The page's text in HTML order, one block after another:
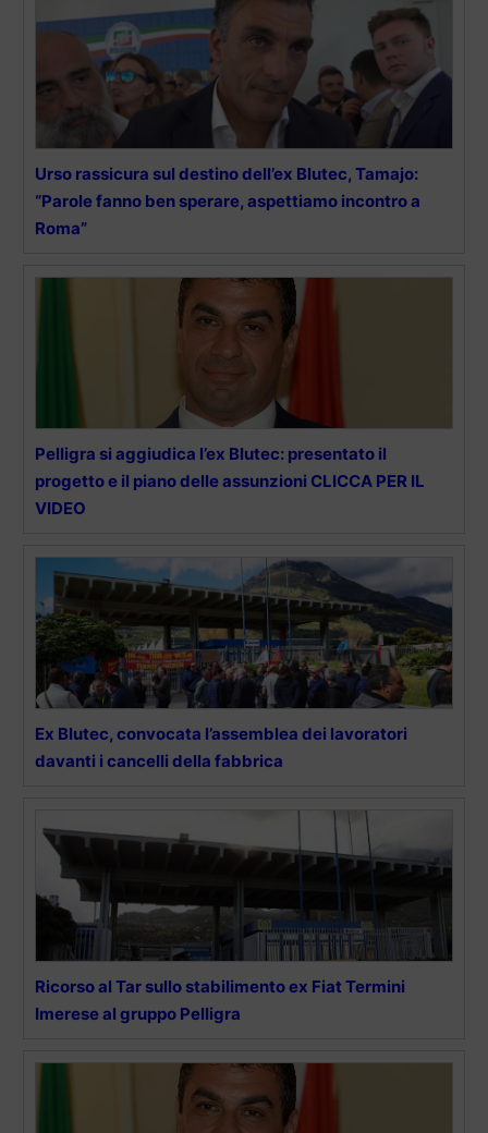
Urso rassicura sul destino dell’ex Blutec, Tamajo:
“Parole fanno ben sperare, aspettiamo incontro a
Roma”
Pelligra si aggiudica l’ex Blutec: presentato il
progetto e il piano delle assunzioni CLICCA PER IL
VIDEO
Ex Blutec, convocata l’assemblea dei lavoratori
davanti i cancelli della fabbrica
Ricorso al Tar sullo stabilimento ex Fiat Termini
Imerese al gruppo Pelligra